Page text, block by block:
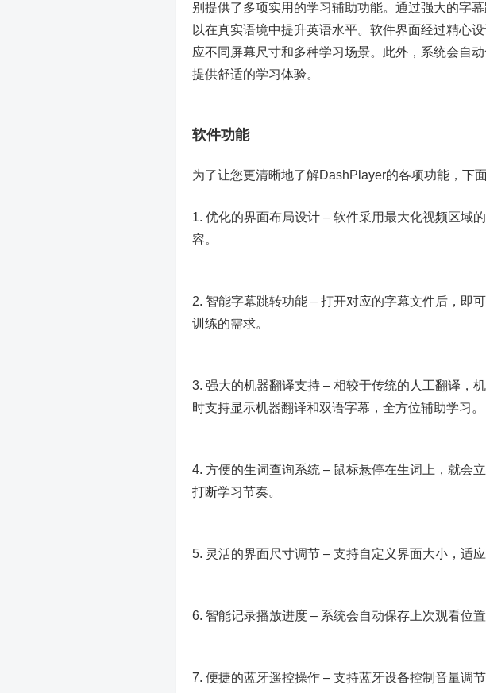
别提供了多项实用的学习辅助功能。通过强大的字
以在真实语境中提升英语水平。软件界面经过精心
应不同屏幕尺寸和多种学习场景。此外，系统会自
提供舒适的学习体验。
软件功能
为了让您更清晰地了解DashPlayer的各项功能，下
1. 优化的界面布局设计 – 软件采用最大化视频区域
容。
2. 智能字幕跳转功能 – 打开对应的字幕文件后，即
训练的需求。
3. 强大的机器翻译支持 – 相较于传统的人工翻译，
时支持显示机器翻译和双语字幕，全方位辅助学习。
4. 方便的生词查询系统 – 鼠标悬停在生词上，就会
打断学习节奏。
5. 灵活的界面尺寸调节 – 支持自定义界面大小，适
6. 智能记录播放进度 – 系统会自动保存上次观看位
7. 便捷的蓝牙遥控操作 – 支持蓝牙设备控制音量调